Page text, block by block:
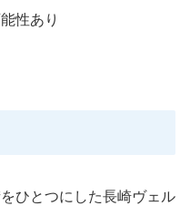
性あり
ひとつにした長崎ヴェル